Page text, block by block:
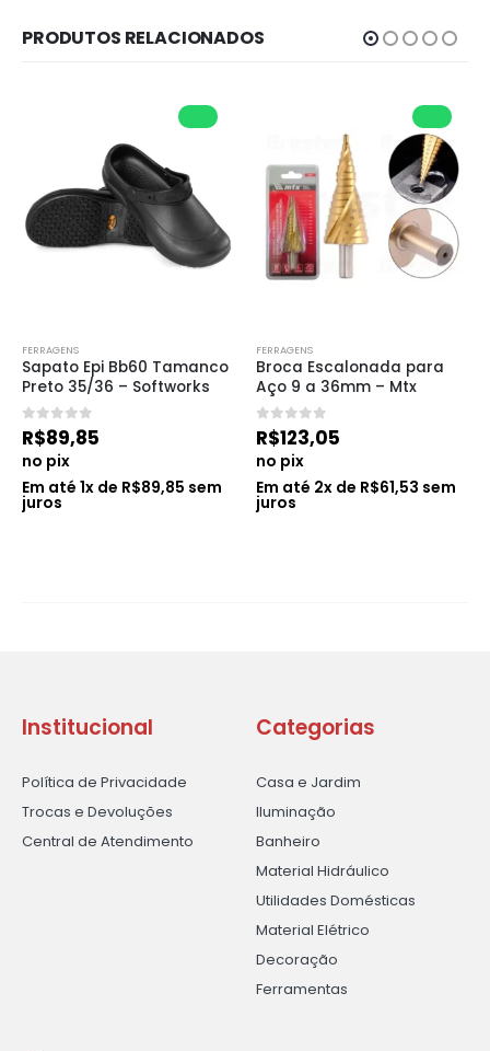
PRODUTOS RELACIONADOS
FERRAGENS
Sapato Epi Bb60 Tamanco
Preto 35/36 – Softworks
0 de 5
R$89,85
no pix
Em até 1x de R$89,85 sem
juros
FERRAGENS
Broca Escalonada para
Aço 9 a 36mm – Mtx
0 de 5
R$123,05
no pix
Em até 2x de R$61,53 sem
juros
Institucional
Política de Privacidade
Trocas e Devoluções
Central de Atendimento
Categorias
Casa e Jardim
Iluminação
Banheiro
Material Hidráulico
Utilidades Domésticas
Material Elétrico
Decoração
Ferramentas